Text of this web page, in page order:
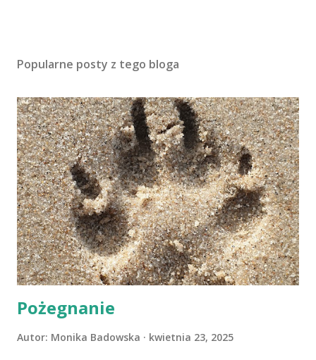
Popularne posty z tego bloga
Pożegnanie
Autor: Monika Badowska kwietnia 23, 2025